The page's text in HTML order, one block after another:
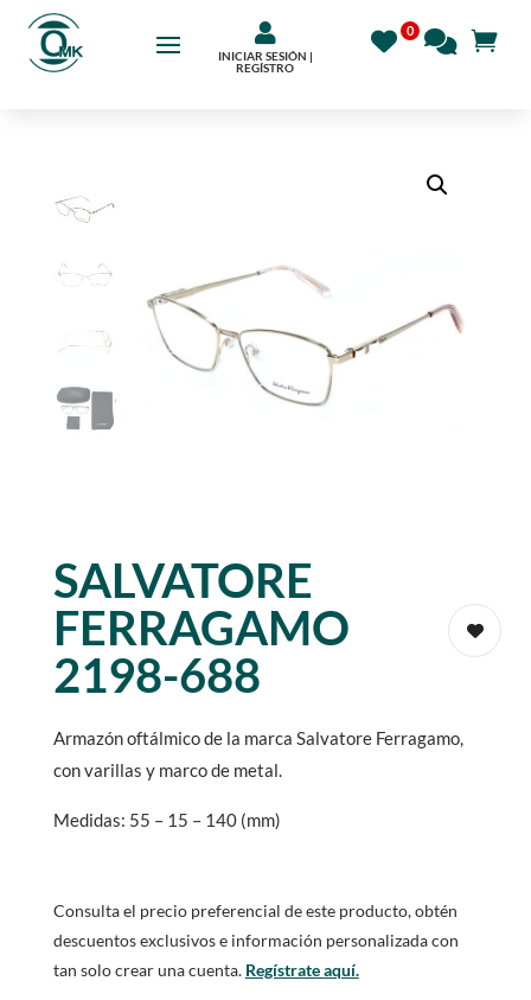

INICIAR SESIÓN |
REGÍSTRO
SALVATORE
FERRAGAMO
2198-688
Armazón oftálmico de la marca Salvatore Ferragamo,
con varillas y marco de metal.
Medidas: 55 – 15 – 140 (mm)
Consulta el precio preferencial de este producto, obtén
descuentos exclusivos e información personalizada con
tan solo crear una cuenta. Regístrate aquí.